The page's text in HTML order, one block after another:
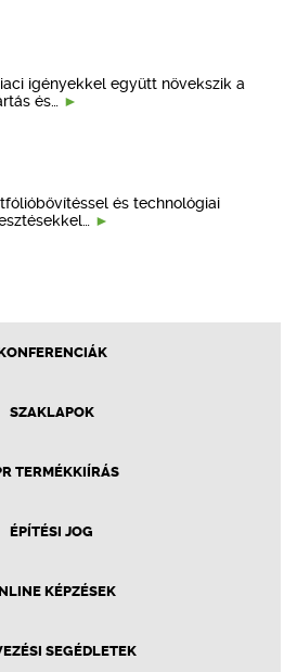
igényekkel együtt növekszik a
és…
és technológiai
SZAKLAPOK
TERMÉKKIÍRÁS
ÉPÍTÉSI JOG
KÉPZÉSEK
SEGÉDLETEK